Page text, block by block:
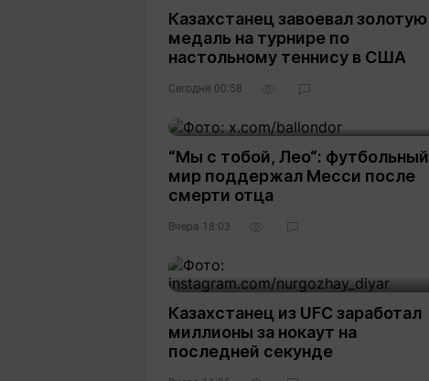
Казахстанец завоевал золотую
медаль на турнире по
настольному теннису в США
Сегодня 00:58
“Мы с тобой, Лео“: футбольный
мир поддержал Месси после
смерти отца
Вчера 18:03
Казахстанец из UFC заработал
миллионы за нокаут на
последней секунде